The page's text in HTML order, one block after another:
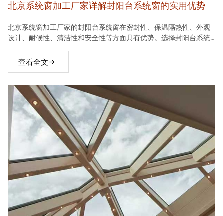
北京系统窗加工厂家详解封阳台系统窗的实用优势
北京系统窗加工厂家的封阳台系统窗在密封性、保温隔热性、外观
设计、耐候性、清洁性和安全性等方面具有优势。选择封阳台系统
体验。
查看全文